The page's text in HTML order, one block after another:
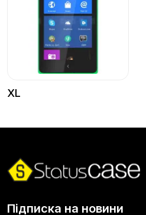
XL
Підписка на новини